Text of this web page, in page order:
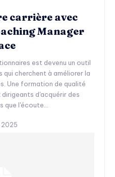
carrière avec
Manager
est devenu un outil
qui cherchent à améliorer la
Une formation de qualité
d'acquérir des
que l'écoute...
2025